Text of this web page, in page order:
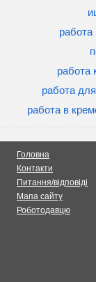
работа
работа
работа
работа в
Головна
Контакти
Питання/відповіді
Мапа сайту
Роботодавцю